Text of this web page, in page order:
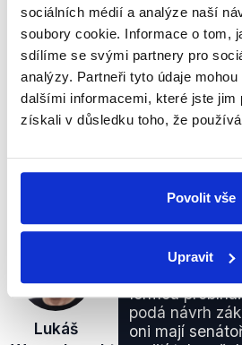
sociálních médií a analýze naší
soubory cookie. Informace o tom,
sdílíme se svými partnery pro
analýzy. Partneři tyto údaje
dalšími informacemi, které jste jim
získali v důsledku toho, že
Povolit vše
Upravit
PRAVDA
Wagenknechtův výrok se ve
na pravdě. Míra byrokracie
Česká republika systematicky
korporace. Naproti tomu
Lukáš
Co se týká
formou
podá návrh
oni mají